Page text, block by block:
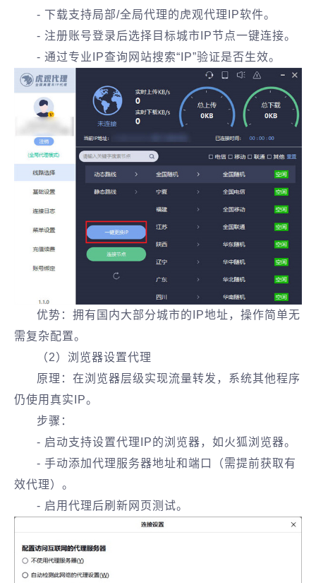
- 下载支持局部/全局代理的虎观代理IP软件。
- 注册账号登录后选择目标城市IP节点一键连接。
- 通过专业IP查询网站搜索“IP”验证是否生效。
优势：拥有国内大部分城市的IP地址，操作简单无
需复杂配置。
（2）浏览器设置代理
原理：在浏览器层级实现流量转发，系统其他程序
仍使用真实IP。
步骤：
- 启动支持设置代理IP的浏览器，如火狐浏览器。
- 手动添加代理服务器地址和端口（需提前获取有
效代理）。
- 启用代理后刷新网页测试。